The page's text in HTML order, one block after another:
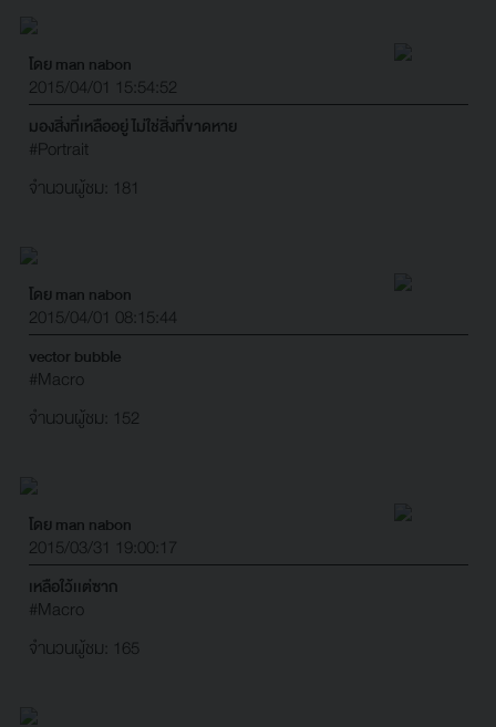
โดย man nabon
2015/04/01 15:54:52
มองสิ่งที่เหลืออยู่ ไม่ใช่สิ่งที่ขาดหาย
#Portrait
จำนวนผู้ชม: 181
โดย man nabon
2015/04/01 08:15:44
vector bubble
#Macro
จำนวนผู้ชม: 152
โดย man nabon
2015/03/31 19:00:17
เหลือใว้เเต่ซาก
#Macro
จำนวนผู้ชม: 165